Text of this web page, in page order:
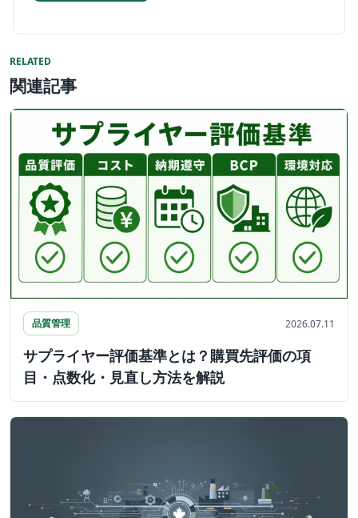
RELATED
関連記事
品質管理 2026.07.11
サプライヤー評価基準とは？購買先評価の項
目・点数化・見直し方法を解説